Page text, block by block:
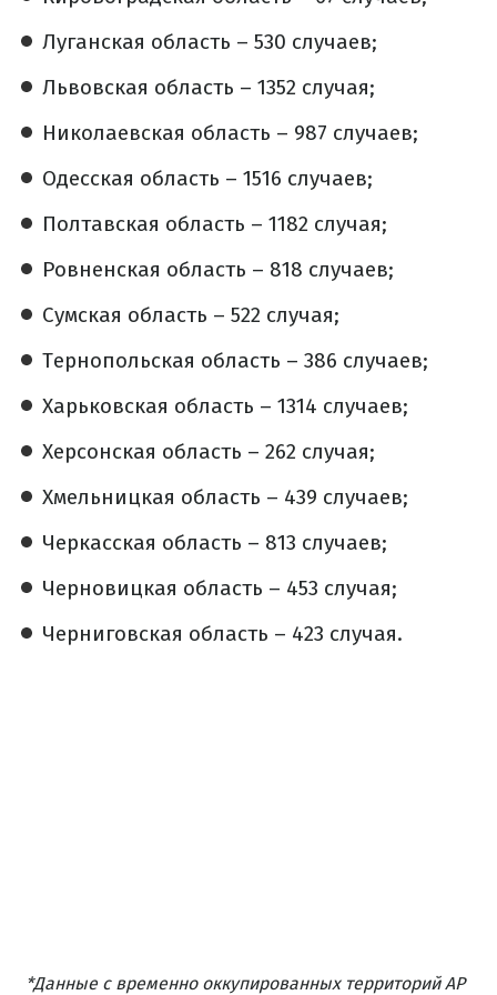
Луганская область – 530 случаев;
Львовская область – 1352 случая;
Николаевская область – 987 случаев;
Одесская область – 1516 случаев;
Полтавская область – 1182 случая;
Ровненская область – 818 случаев;
Сумская область – 522 случая;
Тернопольская область – 386 случаев;
Харьковская область – 1314 случаев;
Херсонская область – 262 случая;
Хмельницкая область – 439 случаев;
Черкасская область – 813 случаев;
Черновицкая область – 453 случая;
Черниговская область – 423 случая.
*Данные с временно оккупированных территорий АР